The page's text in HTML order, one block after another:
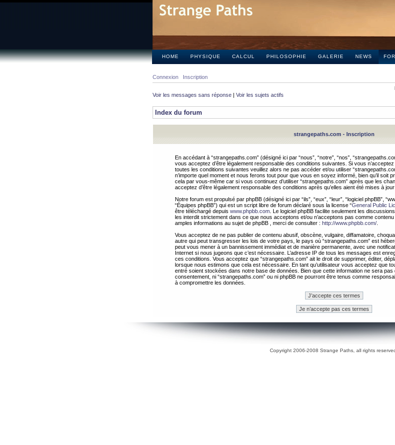
HOME PHYSIQUE CALCUL PHILOSOPHIE GALERIE NEWS
Connexion Inscription
Voir les messages sans réponse | Voir les sujets actifs
Index du forum
strangepaths.com - Inscription
En accédant à “strangepaths.com” (désigné ici par “nous”, “notre”, “nos”,
vous acceptez d’être légalement responsable des conditions suivantes. Si vous
toutes les conditions suivantes veuillez alors ne pas accéder et/ou utiliser
n’importe quel moment et nous ferons tout pour que vous en soyez informé, bien qu’il soit
cela par vous-même car si vous continuez d’utiliser “strangepaths.com” après que les
acceptez d’être légalement responsable des conditions après qu’elles aient été mises à jour
Notre forum est propulsé par phpBB (désigné ici par “ils”, “eux”, “leur”, “logiciel phpBB”,
“Équipes phpBB”) qui est un script libre de forum déclaré sous la license “General Public
être téléchargé depuis www.phpbb.com . Le logiciel phpBB facilite seulement les
les interdit strictement dans ce que nous acceptons et/ou n’acceptons pas comme
amples informations au sujet de phpBB , merci de consulter : http://www.phpbb.com/
Vous acceptez de ne pas publier de contenu abusif, obscène, vulgaire, diffamatoire,
autre qui peut transgresser les lois de votre pays, le pays où “strangepaths.com” est
peut vous mener à un bannissement immédiat et de manière permanente, avec une
Internet si nous jugeons que c’est nécessaire. L’adresse IP de tous les messages est
ces conditions. Vous acceptez que “strangepaths.com” ait le droit de supprimer, éditer,
lorsque nous estimons que cela est nécessaire. En tant qu’utilisateur vous acceptez que
entré soient stockées dans notre base de données. Bien que cette information ne sera
consentement, ni “strangepaths.com” ou ni phpBB ne pourront être tenus comme
à compromettre les données.
Copyright 2006-2008 Strange Paths, all rights